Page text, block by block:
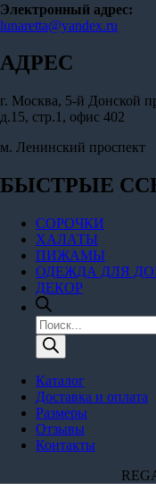
Электронный адрес:
lunaretta@yandex.ru
АДРЕС
г. Москва, 5-й Донской
д.15, стр.1, офис 402
м. Ленинский проспект
БЫСТРЫЕ
СОРОЧКИ
ХАЛАТЫ
ПИЖАМЫ
ОДЕЖДА ДЛЯ
ДЕКОР
Поиск
товаров
Каталог
Доставка и оплата
Размеры
Отзывы
Контакты